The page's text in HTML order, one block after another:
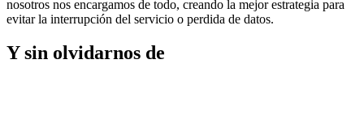
nosotros nos encargamos de todo, creando la mejor estrategia para
evitar la interrupción del servicio o perdida de datos.
Y sin olvidarnos de